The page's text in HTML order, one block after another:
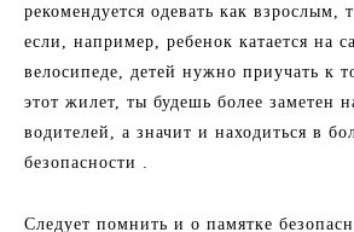
рекомендуется одевать как взрослым,
если, например, ребенок катается на
велосипеде, детей нужно приучать к
этот жилет, ты будешь более заметен
водителей, а значит и находиться в
безопасности .
Следует помнить и о памятке